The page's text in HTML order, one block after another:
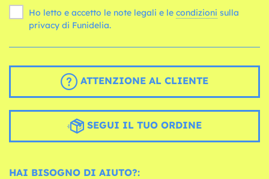
Ho letto e accetto le note legali e le condizioni
privacy di Funidelia.
ATTENZIONE AL CLIENTE
SEGUI IL TUO ORDINE
HAI BISOGNO DI AIUTO?: